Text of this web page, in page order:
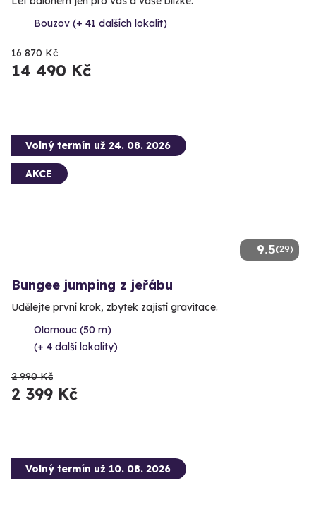
Bouzov (+ 41 dalších lokalit)
16 870 Kč
14 490 Kč
9.5(29)
Volný termín už 24. 08. 2026
AKCE
Bungee jumping z jeřábu
Udělejte první krok, zbytek zajistí gravitace.
Olomouc (50 m)
(+ 4 další lokality)
2 990 Kč
2 399 Kč
Volný termín už 10. 08. 2026